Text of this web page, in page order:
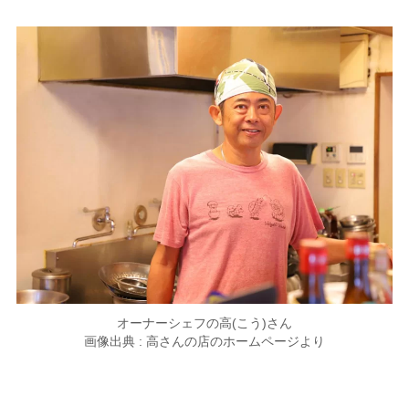
オーナーシェフの高(こう)さん
画像出典 : 高さんの店のホームページより